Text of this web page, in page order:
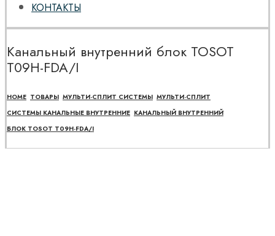
КОНТАКТЫ
Канальный внутренний блок TOSOT
T09H-FDA/I
HOME ТОВАРЫ МУЛЬТИ-СПЛИТ СИСТЕМЫ МУЛЬТИ-СПЛИТ
СИСТЕМЫ КАНАЛЬНЫЕ ВНУТРЕННИЕ КАНАЛЬНЫЙ ВНУТРЕННИЙ
БЛОК TOSOT T09H-FDA/I